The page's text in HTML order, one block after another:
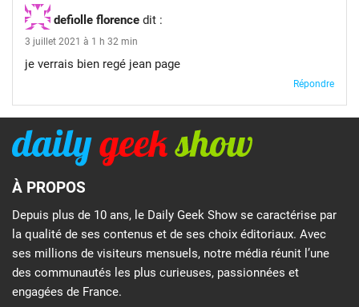
defiolle florence dit :
3 juillet 2021 à 1 h 32 min
je verrais bien regé jean page
Répondre
À PROPOS
Depuis plus de 10 ans, le Daily Geek Show se caractérise par
la qualité de ses contenus et de ses choix éditoriaux. Avec
ses millions de visiteurs mensuels, notre média réunit l’une
des communautés les plus curieuses, passionnées et
engagées de France.